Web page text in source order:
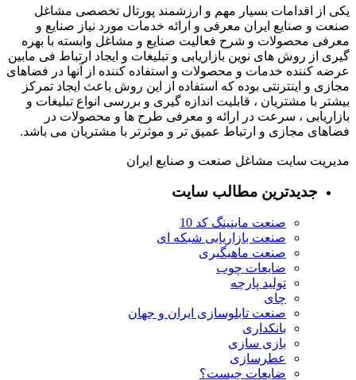
یکی از اقدامات بسیار مهم و ارزشمند پورتال تخصصی مشاغل
صنعت و صنایع ایران معرفی و ارائه خدمات مورد نیاز صنایع و
معرفی محصولات و شرح فعالیت صنایع و مشاغل وابسته با بهره
گیری از روش های نوین بازاریابی و تبلیغات و ایجاد ارتباط فی مابین
عرضه کننده خدمات و محصولات و استفاده کننده از آنها در فضاهای
مجازی و اینترنتی بوده که استفاده از این روش باعث ایجاد تمرکز
بیشتر با مشتریان ، قابلیت اندازه گیری و بررسی انواع تبلیغات و
بازاریابی ، سرعت در ارائه و معرفی طرح ها و محصولات در
فضاهای مجازی و ارتباط عمیق تر و موثرتر با مشتریان می باشد.
مدیریت سایت مشاغل صنعت و صنایع ایران
جدیدترین مطالب سایت
صنعت ماینینگ کد 10
صنعت بازاریابی شبکه ای
صنعت ماهیگیری
ضایعات چوب
تولید پارچه
چای
صنعت تابلوسازی ایران و جهان
بانکداری
بازی سازی
عطرسازی
ضایعات چیست؟